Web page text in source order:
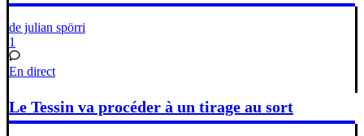
de julian spörri
1
En direct
Le Tessin va procéder à un tirage au sort